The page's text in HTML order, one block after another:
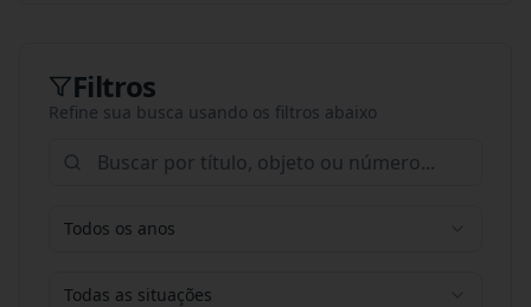
Filtros
Refine sua busca usando os filtros abaixo
Todos os anos
Todas as situações